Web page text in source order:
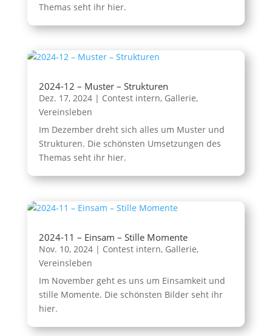
Themas seht ihr hier.
2024-12 – Muster – Strukturen
Dez. 17, 2024| Contest intern, Gallerie,
Vereinsleben
Im Dezember dreht sich alles um Muster und
Strukturen. Die schönsten Umsetzungen des
Themas seht ihr hier.
2024-11 – Einsam – Stille Momente
Nov. 10, 2024| Contest intern, Gallerie,
Vereinsleben
Im November geht es uns um Einsamkeit und
stille Momente. Die schönsten Bilder seht ihr
hier.